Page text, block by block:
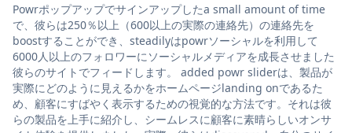
Powrポップアップでサインアップしたa small amount of time
で、彼らは250％以上（600以上の実際の連絡先）の連絡先を
boostすることができ、steadilyはpowrソーシャルを利用して
6000人以上のフォロワーにソーシャルメディアを成長させました
彼らのサイトでフィードします。 added powr sliderは、製品が
実際にどのように見えるかをホームページlanding onであるた
め、顧客にすばやく表示するための視覚的な方法です。それは彼
らの製品を上手に紹介し、シームレスに顧客に素晴らしいオンサ